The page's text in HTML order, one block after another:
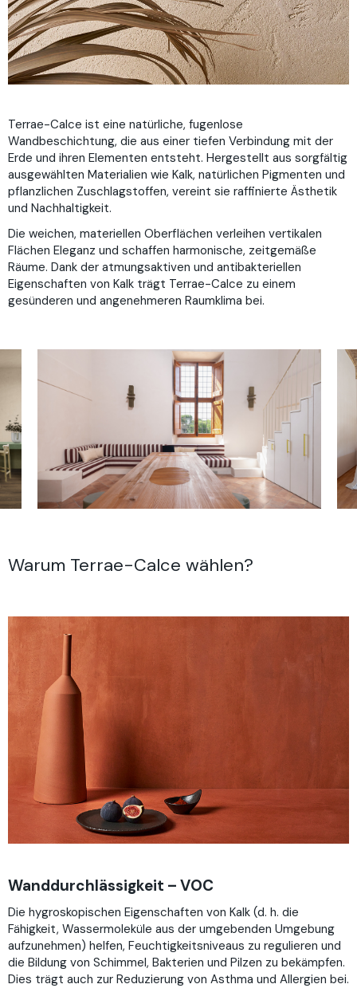
Download
Terrae-Calce ist eine natürliche, fugenlose
Wandbeschichtung, die aus einer tiefen Verbindung mit der
Erde und ihren Elementen entsteht. Hergestellt aus sorgfältig
ausgewählten Materialien wie Kalk, natürlichen Pigmenten und
pflanzlichen Zuschlagstoffen, vereint sie raffinierte Ästhetik
und Nachhaltigkeit.
Die weichen, materiellen Oberflächen verleihen vertikalen
Flächen Eleganz und schaffen harmonische, zeitgemäße
Räume. Dank der atmungsaktiven und antibakteriellen
Eigenschaften von Kalk trägt Terrae-Calce zu einem
gesünderen und angenehmeren Raumklima bei.
Warum Terrae-Calce wählen?
Wanddurchlässigkeit – VOC
Die hygroskopischen Eigenschaften von Kalk (d. h. die
Fähigkeit, Wassermoleküle aus der umgebenden Umgebung
aufzunehmen) helfen, Feuchtigkeitsniveaus zu regulieren und
die Bildung von Schimmel, Bakterien und Pilzen zu bekämpfen.
Dies trägt auch zur Reduzierung von Asthma und Allergien bei.